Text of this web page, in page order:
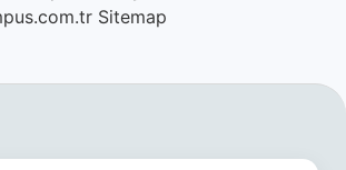
Sitemap